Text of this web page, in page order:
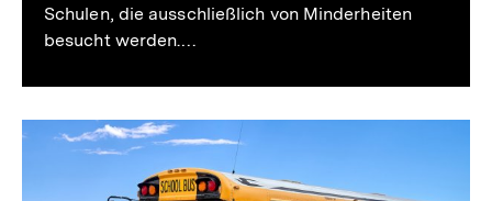
Schulen, die ausschließlich von Minderheiten
besucht werden.…